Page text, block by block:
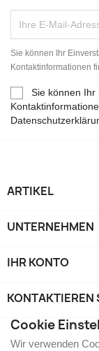
Sie können Ihr
Kontaktinformationen
Sie können Ihr
ARTIKEL
UNTERNEHMEN
IHR KONTO
KONTAKTIEREN
Cookie
Wir verwenden